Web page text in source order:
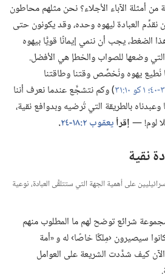
من أمثلة الآباء الأجلاء؟‏ نحن مثلهم محاطون
العبادة ليهوه وحده،‏ وقد يكونون حتى
الضغط،‏ يجب أن ننمي إيمانًا قويًّا بيهوه
وضعها للصواب والخطإ هي الأفضل.‏
نُطيع يهوه ونُخصِّص وقتنا وطاقتنا
‏)‏ وكم نتشجَّع عندما نعرف أننا
بالطريقة التي تُرضيه وبدوافع نقية،‏
لوم!‏ —‏إقرأيعقوب ٢:‏١٨-‏٢٤ ‏.‏
نقية
على أهمية الجهة التي ستتلقَّى العبادة،‏ نوعية
شرائع توضح لهم ما المطلوب منهم
سيصيرون ‹مِلكًا خاصًا› له و «أمة
الآن كيف شدَّدت الشريعة على العوامل